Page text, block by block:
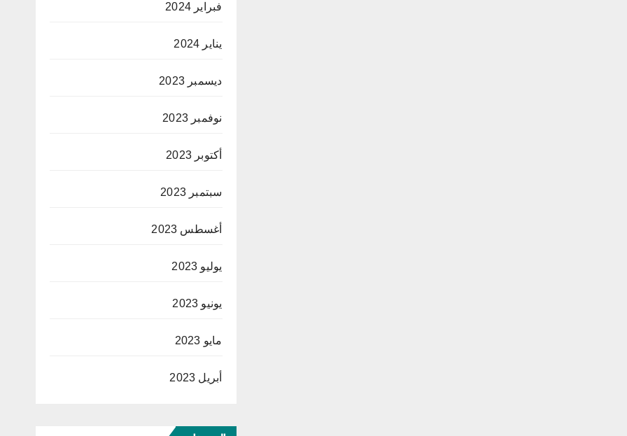
فبراير 2024
يناير 2024
ديسمبر 2023
نوفمبر 2023
أكتوبر 2023
سبتمبر 2023
أغسطس 2023
يوليو 2023
يونيو 2023
مايو 2023
أبريل 2023